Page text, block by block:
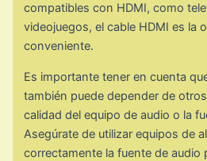
compatibles con HDMI, como
videojuegos, el cable HDMI es la
conveniente.
Es importante tener en cuenta
también puede depender de
calidad del equipo de audio o la
Asegúrate de utilizar equipos de
correctamente la fuente de audio